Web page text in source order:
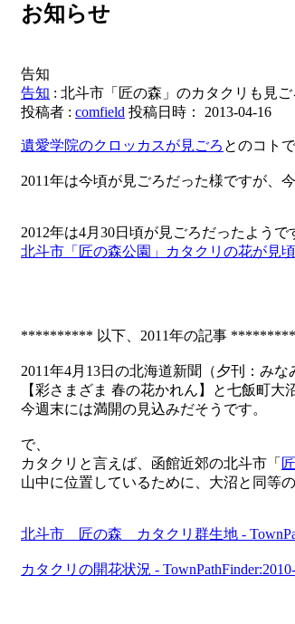
お知らせ
告知
告知 : 北斗市「匠の森」のカタクリも見ご
投稿者 : comfield 投稿日時： 2013-04-16
遺愛学院のクロッカスが見ごろ とのコト
2011年は今頃が見ごろだった様ですが、
2012年は4月30日頃が見ごろだったようで
北斗市「匠の森公園」カタクリの花が見
********** 以下、2011年の記事
2011年4月13日の北海道新聞（夕刊：みな
【彩さまざま 春の花かれん】と七飯町大
今週末には満開の見込みだそうです。
で、
カタクリと言えば、函館近郊の北斗市「
山中に位置しているために、大沼と同等
北斗市 匠の森 カタクリ群生地 -
カタクリの開花状況 -